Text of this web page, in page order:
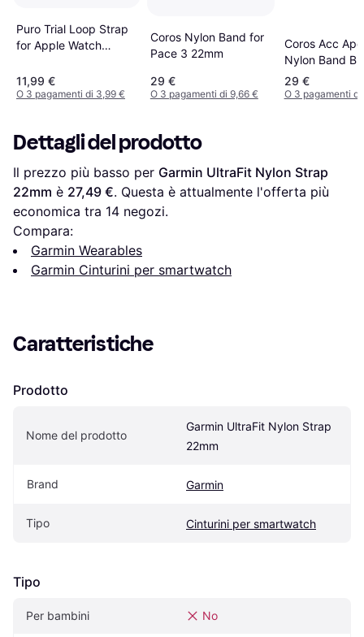
Puro Trial Loop Strap
for Apple Watch
11,99 €
O 3 pagamenti di 3,99 €
Coros Nylon Band for
Pace 3 22mm
29 €
O 3 pagamenti di 9,66 €
Coros Acc
Nylon Band
29 €
O 3 pagamenti di
Dettagli del prodotto
Il prezzo più basso per Garmin UltraFit Nylon Strap
22mm è 27,49 €. Questa è attualmente l'offerta più
economica tra 14 negozi.
Compara:
Garmin Wearables
Garmin Cinturini per smartwatch
Caratteristiche
Prodotto
Nome del prodotto
Garmin UltraFit Nylon Strap
22mm
Brand Garmin
Tipo Cinturini per smartwatch
Tipo
Per bambini No